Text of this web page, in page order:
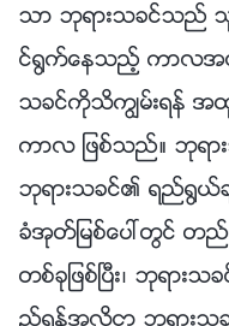
သာ ဘုရားသခင္သည္
င္႐ြက္ေနသည့္ ကာလအတ
သခင္ကိုသိကြၽမ္းရန္ အ
ကာလ ျဖစ္သည္။ ဘုရာ
ဘုရားသခင္၏ ရည္႐ြယ္
ခံအုတ္ျမစ္ေပၚတြင္ တ
တစ္ခုျဖစ္ၿပီး၊ ဘုရာ